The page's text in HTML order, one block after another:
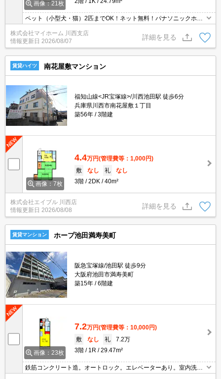
画像：21枚
ペット（小型犬・猫）2匹までOK！ネット無料！パナソニックホー
ムズ施工の安心の建物です！角部屋！南向きで日当たり良好です♪ウ
ォークインクローゼットですっきり収納できますね♪
株式会社マイホーム 川西支店
情報更新日 2026/08/07
詳細を見る
賃貸ハイツ 南花屋敷マンション
福知山線<JR宝塚線>/川西池田駅 徒歩6分
兵庫県川西市南花屋敷１丁目
築56年
3階建
画像：7枚
4.4万円(管理費等：1,000円)
敷
なし 礼
なし
3階
2DK 40m²
株式会社エイブル 川西店
情報更新日 2026/08/08
詳細を見る
賃貸マンション ホープ池田満寿美町
阪急宝塚線/池田駅 徒歩9分
大阪府池田市満寿美町
築15年
6階建
画像：23枚
7.2万円(管理費等：10,000円)
敷
なし 礼
7.2万
3階
1R 29.47m²
鉄筋コンクリート造。オートロック。エレベーターあり。室内洗濯
機置場。TVインターホン付き。シューズボックス付き。初めての一